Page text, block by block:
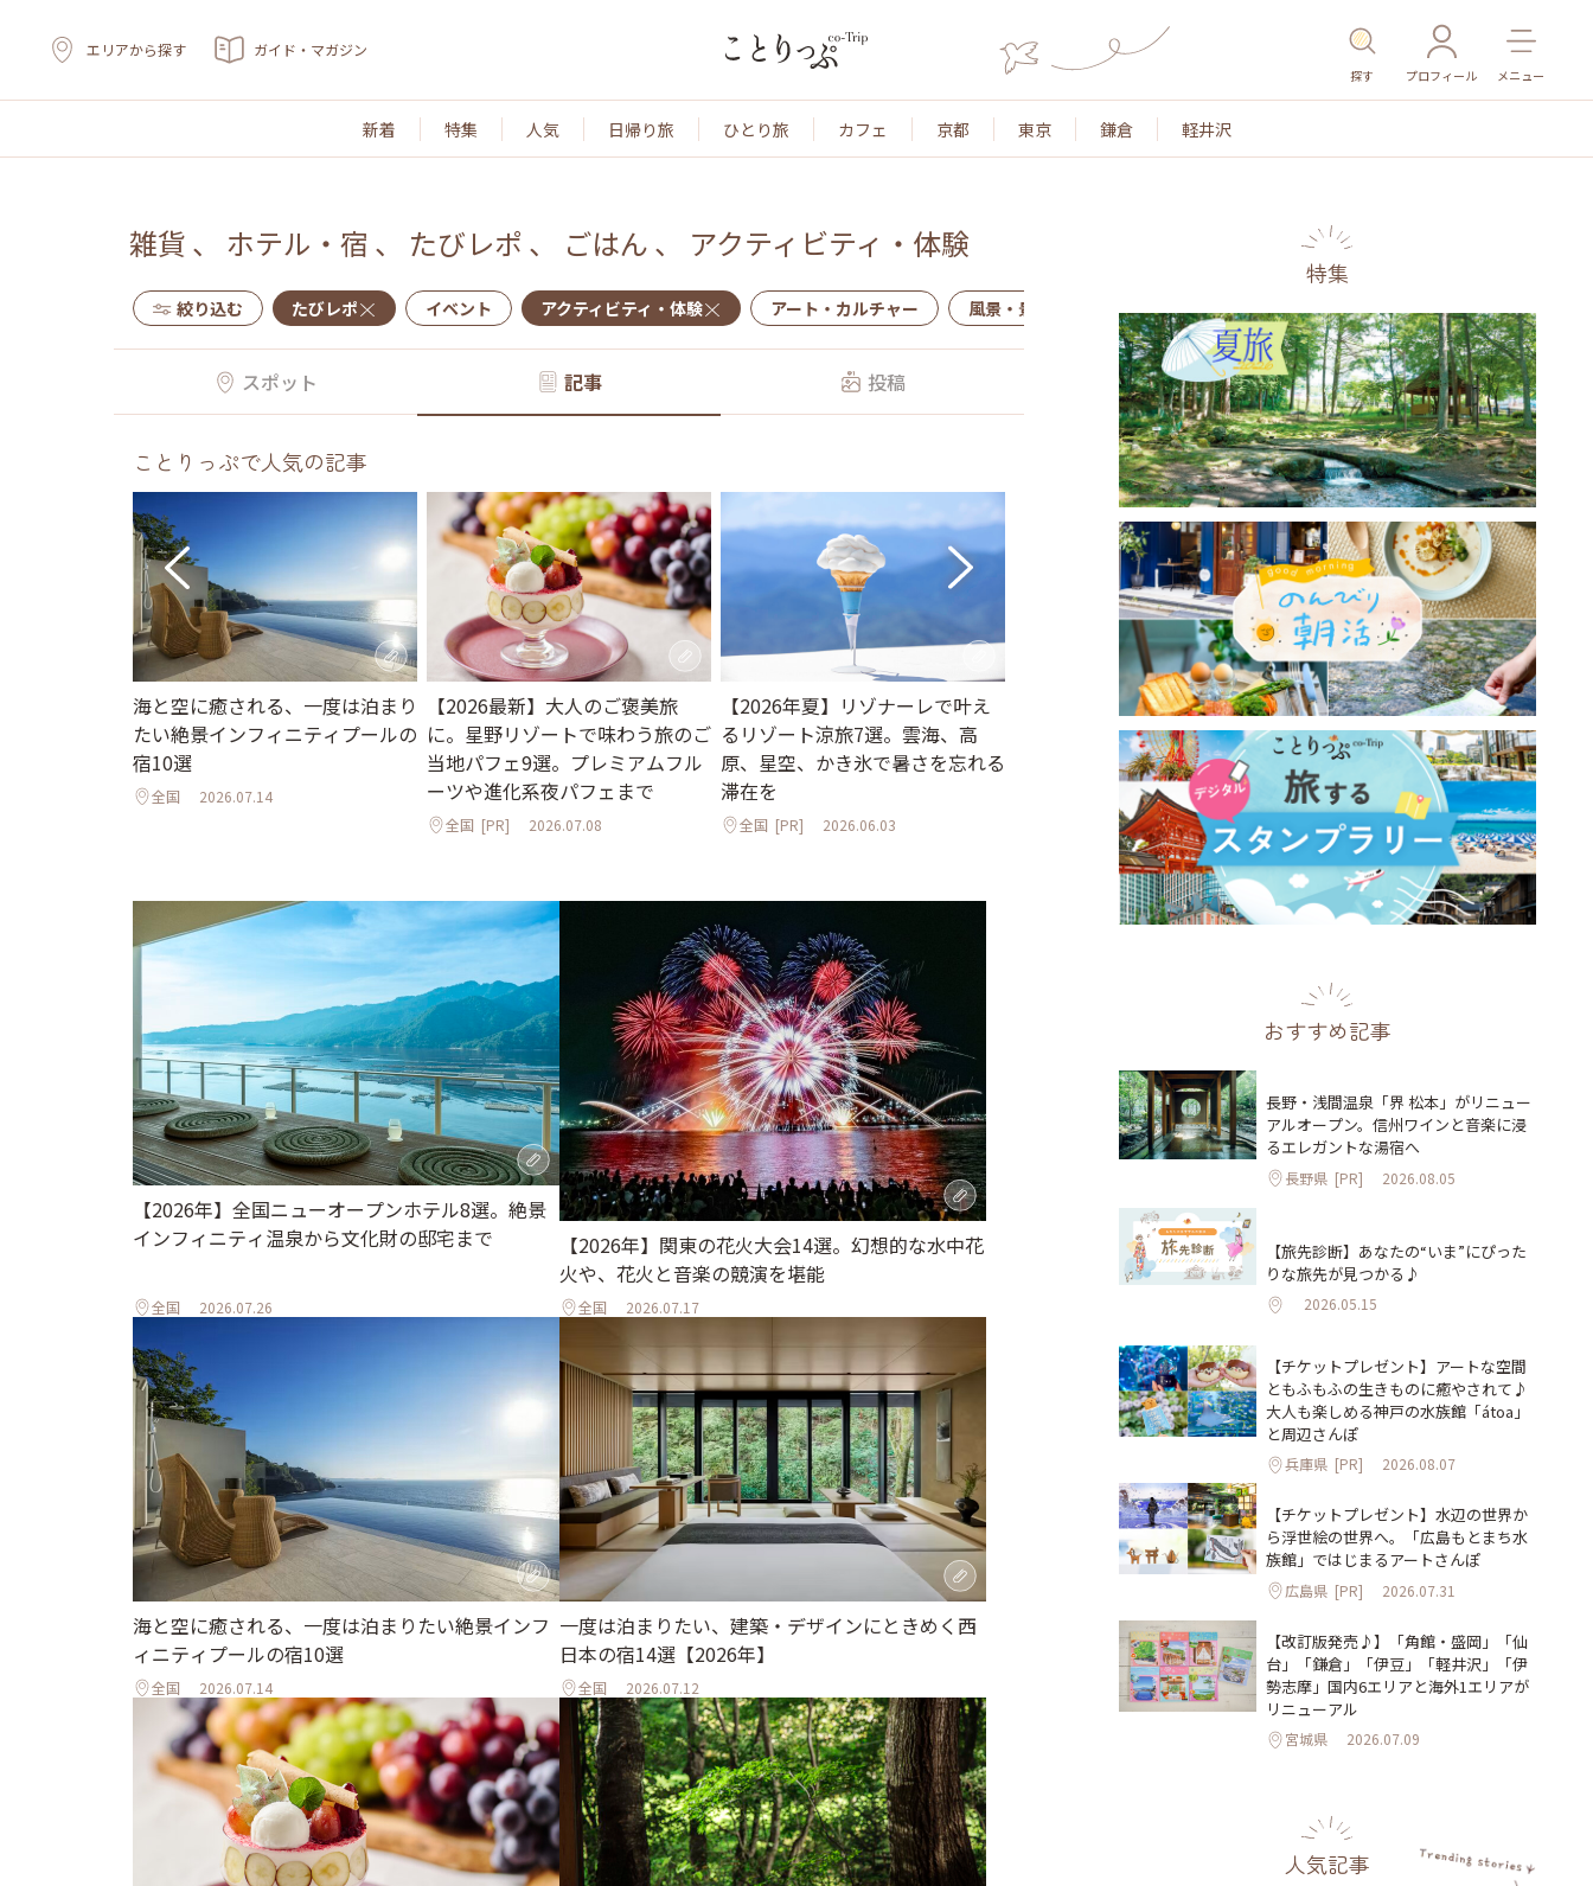
エリアから探す ガイド・マガジン
探す プロフィール メニュー
新着 特集 人気 日帰り旅 ひとり旅 カフェ 京都 東京 鎌倉 軽井沢
雑貨 、 ホテル・宿 、 たびレポ 、 ごはん 、 アクティビティ・体験
絞り込む たびレポ イベント アクティビティ・体験 アート・カルチャー 風景・景色 名所・旧跡 温泉・スパ その他施設 ごはん
スポット 記事 投稿
ことりっぷで人気の記事
海と空に癒される、一度は泊まり
たい絶景インフィニティプールの
宿10選
全国 2026.07.14
【2026最新】大人のご褒美旅
に。星野リゾートで味わう旅のご
当地パフェ9選。プレミアムフル
ーツや進化系夜パフェまで
全国 [PR] 2026.07.08
【2026年夏】リゾナーレで叶え
るリゾート涼旅7選。雲海、高
原、星空、かき氷で暑さを忘れる
滞在を
全国 [PR] 2026.06.03
一度は泊まりたい、建築・デザイ
ンにときめく西日本の宿14選
2026.07.12
【2026年】全国ニューオープンホテル8選。絶景
インフィニティ温泉から文化財の邸宅まで
全国 2026.07.26
【2026年】関東の花火大会14選。幻想的な水中花
火や、花火と音楽の競演を堪能
全国 2026.07.17
海と空に癒される、一度は泊まりたい絶景インフ
ィニティプールの宿10選
全国 2026.07.14
一度は泊まりたい、建築・デザインにときめく西
日本の宿14選【2026年】
全国 2026.07.12
特集
おすすめ記事
長野・浅間温泉「界 松本」がリニュー
アルオープン。信州ワインと音楽に浸
るエレガントな湯宿へ
長野県 [PR] 2026.08.05
【旅先診断】あなたの“いま”にぴった
りな旅先が見つかる♪
2026.05.15
【チケットプレゼント】アートな空間
ともふもふの生きものに癒やされて♪
大人も楽しめる神戸の水族館「átoa」
と周辺さんぽ
兵庫県 [PR] 2026.08.07
【チケットプレゼント】水辺の世界か
ら浮世絵の世界へ。「広島もとまち水
族館」ではじまるアートさんぽ
広島県 [PR] 2026.07.31
【改訂版発売♪】「角館・盛岡」「仙
台」「鎌倉」「伊豆」「軽井沢」「伊
勢志摩」国内6エリアと海外1エリアが
リニューアル
宮城県 2026.07.09
人気記事